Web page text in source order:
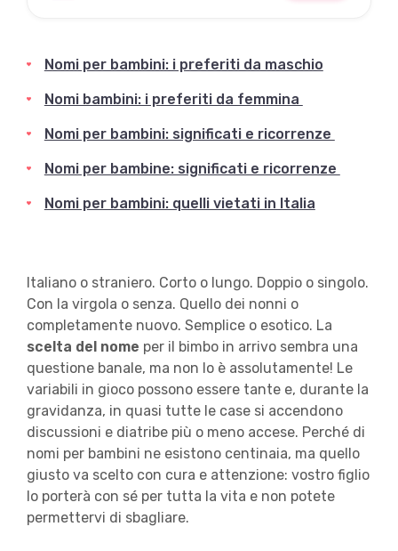
Nomi per bambini: i preferiti da maschio
Nomi bambini: i preferiti da femmina
Nomi per bambini: significati e ricorrenze
Nomi per bambine: significati e ricorrenze
Nomi per bambini: quelli vietati in Italia
Italiano o straniero. Corto o lungo. Doppio o singolo.
Con la virgola o senza. Quello dei nonni o
completamente nuovo. Semplice o esotico. La
scelta del nome per il bimbo in arrivo sembra una
questione banale, ma non lo è assolutamente! Le
variabili in gioco possono essere tante e, durante la
gravidanza, in quasi tutte le case si accendono
discussioni e diatribe più o meno accese. Perché di
nomi per bambini ne esistono centinaia, ma quello
giusto va scelto con cura e attenzione: vostro figlio
lo porterà con sé per tutta la vita e non potete
permettervi di sbagliare.